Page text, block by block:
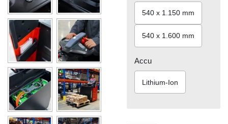
540 x 1.150 mm
540 x 1.600 mm
Accu
Lithium-Ion